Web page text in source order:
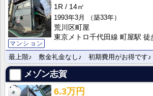
マンション
1R
14㎡
1993年3月
（築33年）
荒川区町屋
東京メトロ千代田線 町屋駅 徒
最上階♪ 敷金礼金なし♪ 初期費用がお得です♪
メゾン志賀
6.3万円